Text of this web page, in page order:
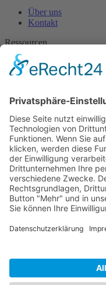
Über uns
Kontakt
Ressourcen
Blog
Nützliche Downloads
Erfolgsgeschichten
Newsletter
Spannende Artikel,
Feedback.
Zur Anmeldung
Sprache auswählen:
English
© 2026 Creaholic SA |